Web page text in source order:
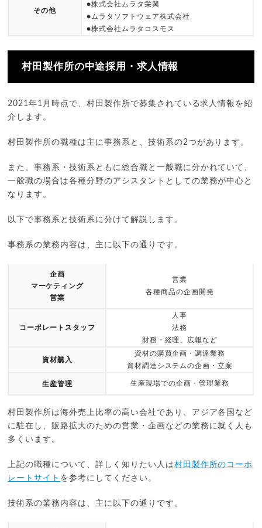
その他
●株式会社ムラタ栄興
●ムラタソフトウェア株式会社
●株式会社ムラタコスモス
村田製作所の中途採用・求人情報
2021年1月時点で、村田製作所で募集されている求人情報を紹
介します。
村田製作所の職種は主に事務系と、技術系の2つがあります。
また、事務系・技術系ともに総合職と一般職に分かれていて、
一般職の場合は各種分野のアシスタントとしての業務が中心と
なります。
以下で事務系と技術系に分けて解説します。
事務系の業務内容は、主に以下の通りです。
企画
マーケティング
営業
営業
各種商品の企画開発
コーポレートスタッフ
人事
法務
財務・経理、広報など
資材購入
資材の購買企画・調達業務
資材調達システムの企画・立案
生産管理 生産現場での企画・管理業務
村田製作所は海外売上比率の高い会社であり、アジア各国など
に駐在し、販路拡大のための営業・企画などの業務に就く人も
多くいます。
上記の職種について、詳しく知りたい人は村田製作所のコーポ
レートサイト を参考にしてください。
技術系の業務内容は、主に以下の通りです。